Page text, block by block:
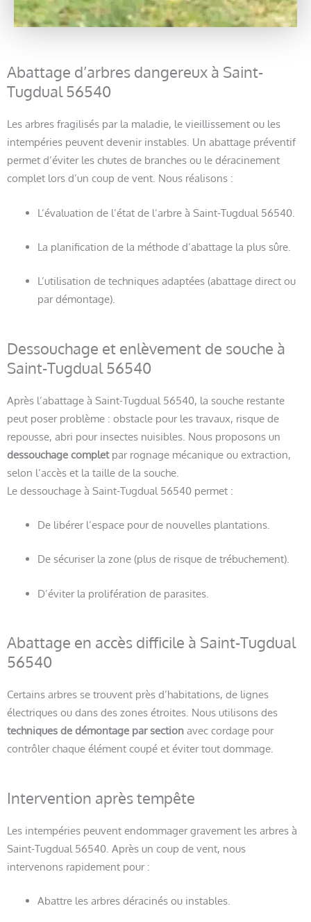
Abattage d’arbres dangereux à Saint-
Tugdual 56540
Les arbres fragilisés par la maladie, le vieillissement ou les
intempéries peuvent devenir instables. Un abattage préventif
permet d’éviter les chutes de branches ou le déracinement
complet lors d’un coup de vent. Nous réalisons :
L’évaluation de l’état de l’arbre à Saint-Tugdual 56540.
La planification de la méthode d’abattage la plus sûre.
L’utilisation de techniques adaptées (abattage direct ou
par démontage).
Dessouchage et enlèvement de souche à
Saint-Tugdual 56540
Après l’abattage à Saint-Tugdual 56540, la souche restante
peut poser problème : obstacle pour les travaux, risque de
repousse, abri pour insectes nuisibles. Nous proposons un
dessouchage completpar rognage mécanique ou extraction,
selon l’accès et la taille de la souche.
Le dessouchage à Saint-Tugdual 56540 permet :
De libérer l’espace pour de nouvelles plantations.
De sécuriser la zone (plus de risque de trébuchement).
D’éviter la prolifération de parasites.
Abattage en accès difficile à Saint-Tugdual
56540
Certains arbres se trouvent près d’habitations, de lignes
électriques ou dans des zones étroites. Nous utilisons des
techniques de démontage par section avec cordage pour
contrôler chaque élément coupé et éviter tout dommage.
Intervention après tempête
Les intempéries peuvent endommager gravement les arbres à
Saint-Tugdual 56540. Après un coup de vent, nous
intervenons rapidement pour :
Abattre les arbres déracinés ou instables.